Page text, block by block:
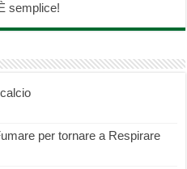
semplice!
per tornare a Respirare